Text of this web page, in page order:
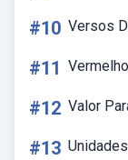
#10 Versos
#11
#12 Valor
#13